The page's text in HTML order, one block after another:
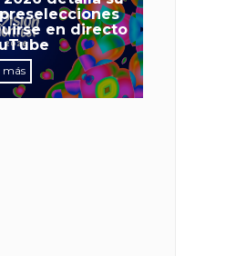
en directo
más